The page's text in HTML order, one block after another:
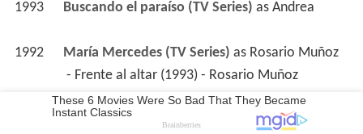
1993 Buscando el paraíso (TV Series) as Andrea
1992 María Mercedes (TV Series) as Rosario Muñoz
- Frente al altar (1993) - Rosario Muñoz
- La foto de mi madre (1993) - Rosario Muñoz